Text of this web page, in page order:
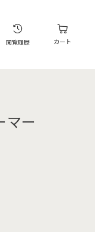
閲覧履歴 カート
マー